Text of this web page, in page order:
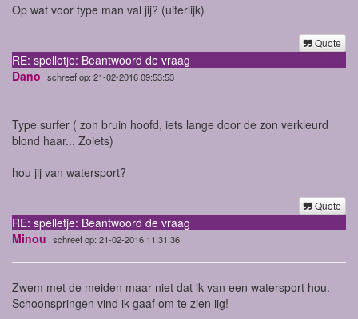
Op wat voor type man val jij? (uiterlijk)
Quote
RE: spelletje: Beantwoord de vraag
Dano schreef op: 21-02-2016 09:53:53
Type surfer ( zon bruin hoofd, iets lange door de zon verkleurd
blond haar... Zoiets)
hou jij van watersport?
Quote
RE: spelletje: Beantwoord de vraag
Minou schreef op: 21-02-2016 11:31:36
Zwem met de meiden maar niet dat ik van een watersport hou.
Schoonspringen vind ik gaaf om te zien iig!